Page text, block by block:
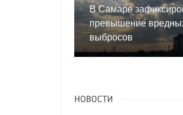
В Самаре
превышение
выбросов
НОВОСТИ